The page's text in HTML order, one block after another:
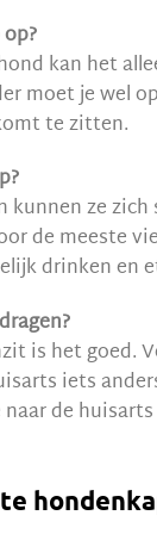
kan het
moet je wel
te zitten.
ze
de meeste
drinken en
is het goed.
iets
de